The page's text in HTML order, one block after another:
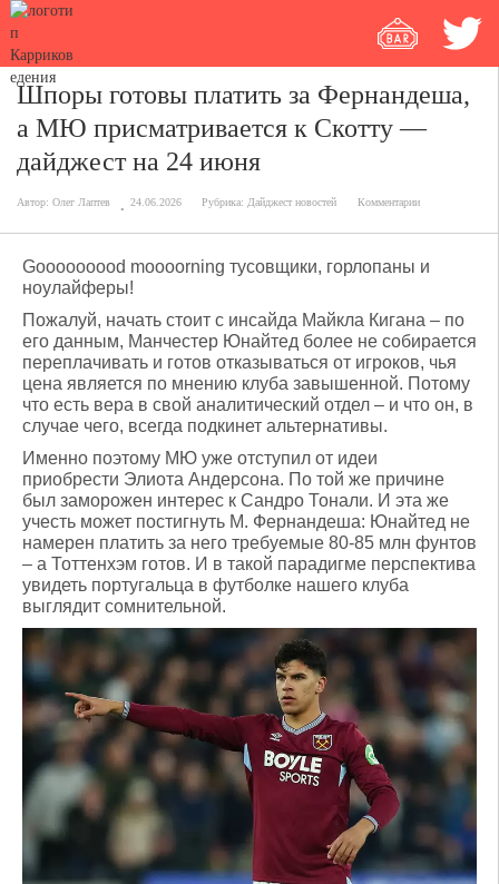
Шпоры готовы платить за Фернандеша,
а МЮ присматривается к Скотту —
дайджест на 24 июня
Автор: Олег Лаптев 24.06.2026 Рубрика: Дайджест новостей Комментарии
Gooooooood moooorning тусовщики, горлопаны и
ноулайферы!
Пожалуй, начать стоит с инсайда Майкла Кигана – по
его данным, Манчестер Юнайтед более не собирается
переплачивать и готов отказываться от игроков, чья
цена является по мнению клуба завышенной. Потому
что есть вера в свой аналитический отдел – и что он, в
случае чего, всегда подкинет альтернативы.
Именно поэтому МЮ уже отступил от идеи
приобрести Элиота Андерсона. По той же причине
был заморожен интерес к Сандро Тонали. И эта же
учесть может постигнуть М. Фернандеша: Юнайтед не
намерен платить за него требуемые 80-85 млн фунтов
– а Тоттенхэм готов. И в такой парадигме перспектива
увидеть португальца в футболке нашего клуба
выглядит сомнительной.